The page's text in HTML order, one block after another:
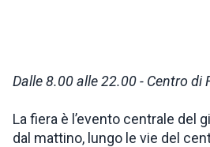
ENG
Dalle 8.00 alle 22.00 - Centro di
La fiera è l’evento centrale del
dal mattino, lungo le vie del